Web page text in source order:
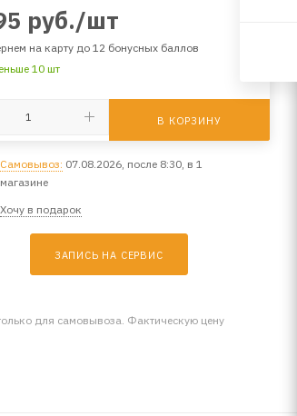
руб./шт
на карту до 12 бонусных баллов
10 шт
В КОРЗИНУ
Самовывоз: 07.08.2026, после 8:30, в 1
магазине
Хочу в подарок
ЗАПИСЬ НА СЕРВИС
для самовывоза. Фактическую цену